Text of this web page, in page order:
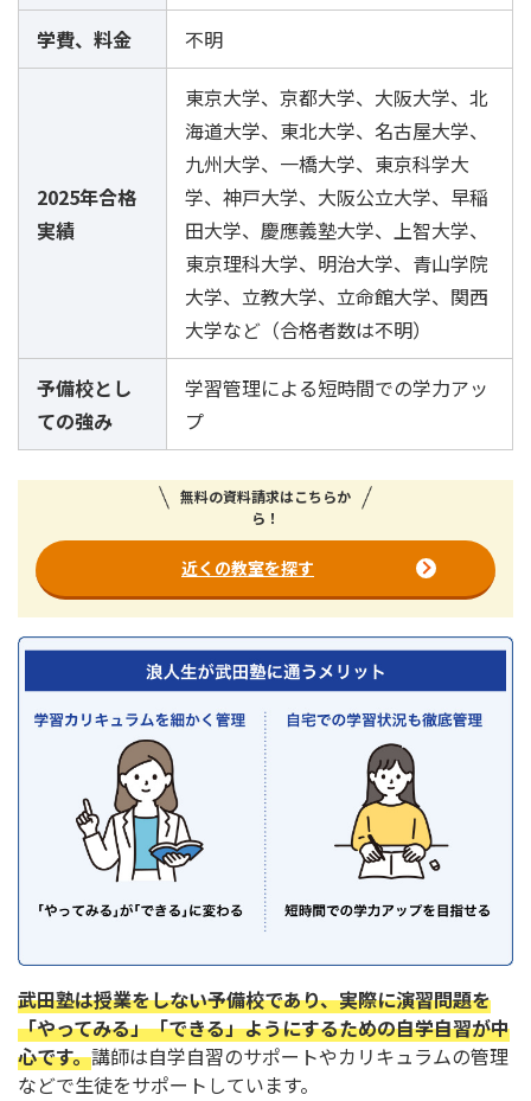
学費、料金 不明
2025年合格
実績
東京大学、京都大学、大阪大学、北
海道大学、東北大学、名古屋大学、
九州大学、一橋大学、東京科学大
学、神戸大学、大阪公立大学、早稲
田大学、慶應義塾大学、上智大学、
東京理科大学、明治大学、青山学院
大学、立教大学、立命館大学、関西
大学など（合格者数は不明）
予備校とし
ての強み
学習管理による短時間での学力アッ
プ
無料の資料請求はこちらか
ら！
近くの教室を探す
武田塾は授業をしない予備校であり、実際に演習問題を
「やってみる」「できる」ようにするための自学自習が中
心です。講師は自学自習のサポートやカリキュラムの管理
などで生徒をサポートしています。